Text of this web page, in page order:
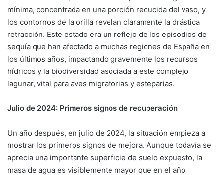
mínima, concentrada en una porción reducida del vaso, y
los contornos de la orilla revelan claramente la drástica
retracción. Este estado era un reflejo de los episodios de
sequía que han afectado a muchas regiones de España en
los últimos años, impactando gravemente los recursos
hídricos y la biodiversidad asociada a este complejo
lagunar, vital para aves migratorias y esteparias.
Julio de 2024: Primeros signos de recuperación
Un año después, en julio de 2024, la situación empieza a
mostrar los primeros signos de mejora. Aunque todavía se
aprecia una importante superficie de suelo expuesto, la
masa de agua es visiblemente mayor que en el año